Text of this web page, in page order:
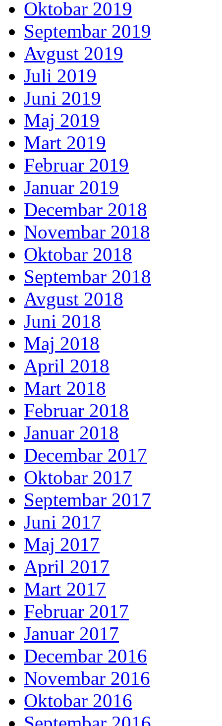
Oktobar 2019
Septembar 2019
Avgust 2019
Juli 2019
Juni 2019
Maj 2019
Mart 2019
Februar 2019
Januar 2019
Decembar 2018
Novembar 2018
Oktobar 2018
Septembar 2018
Avgust 2018
Juni 2018
Maj 2018
April 2018
Mart 2018
Februar 2018
Januar 2018
Decembar 2017
Oktobar 2017
Septembar 2017
Juni 2017
Maj 2017
April 2017
Mart 2017
Februar 2017
Januar 2017
Decembar 2016
Novembar 2016
Oktobar 2016